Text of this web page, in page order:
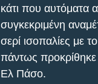
κάτι που αυτόματα
συγκεκριμένη
σερί ισοπαλίες με
πάντως
Ελ Πάσο.